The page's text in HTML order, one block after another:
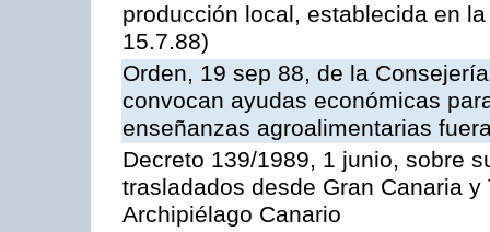
producción local, establecida en
15.7.88)
Orden, 19 sep 88, de la
convocan ayudas económicas
enseñanzas agroalimentarias
Decreto 139/1989, 1 junio, sobre
trasladados desde Gran Canaria
Archipiélago Canario